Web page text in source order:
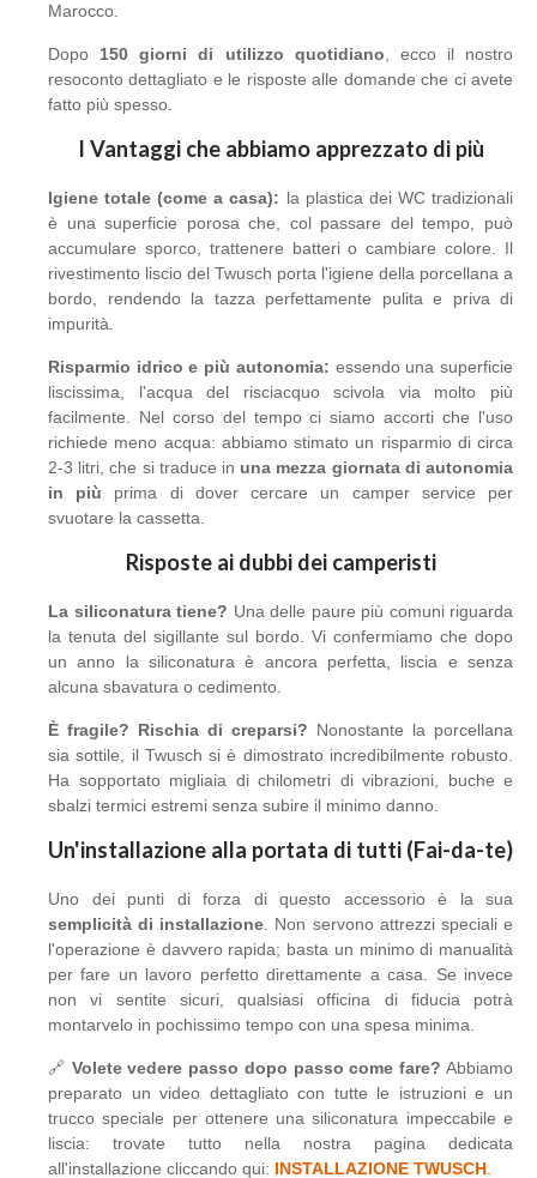
Marocco.
Dopo 150 giorni di utilizzo quotidiano , ecco il nostro
resoconto dettagliato e le risposte alle domande che ci avete
fatto più spesso.
I Vantaggi che abbiamo apprezzato di più
Igiene totale (come a casa): la plastica dei WC tradizionali
è una superficie porosa che, col passare del tempo, può
accumulare sporco, trattenere batteri o cambiare colore. Il
rivestimento liscio del Twusch porta l'igiene della porcellana a
bordo, rendendo la tazza perfettamente pulita e priva di
impurità.
Risparmio idrico e più autonomia: essendo una superficie
liscissima, l'acqua del risciacquo scivola via molto più
facilmente. Nel corso del tempo ci siamo accorti che l'uso
richiede meno acqua: abbiamo stimato un risparmio di circa
2-3 litri, che si traduce in una mezza giornata di autonomia
in più prima di dover cercare un camper service per
svuotare la cassetta.
Risposte ai dubbi dei camperisti
La siliconatura tiene? Una delle paure più comuni riguarda
la tenuta del sigillante sul bordo. Vi confermiamo che dopo
un anno la siliconatura è ancora perfetta, liscia e senza
alcuna sbavatura o cedimento.
È fragile? Rischia di creparsi? Nonostante la porcellana
sia sottile, il Twusch si è dimostrato incredibilmente robusto.
Ha sopportato migliaia di chilometri di vibrazioni, buche e
sbalzi termici estremi senza subire il minimo danno.
Un'installazione alla portata di tutti (Fai-da-te)
Uno dei punti di forza di questo accessorio è la sua
semplicità di installazione . Non servono attrezzi speciali e
l'operazione è davvero rapida; basta un minimo di manualità
per fare un lavoro perfetto direttamente a casa. Se invece
non vi sentite sicuri, qualsiasi officina di fiducia potrà
montarvelo in pochissimo tempo con una spesa minima.
🔗 Volete vedere passo dopo passo come fare? Abbiamo
preparato un video dettagliato con tutte le istruzioni e un
trucco speciale per ottenere una siliconatura impeccabile e
liscia: trovate tutto nella nostra pagina dedicata
all'installazione cliccando qui: INSTALLAZIONE TWUSCH